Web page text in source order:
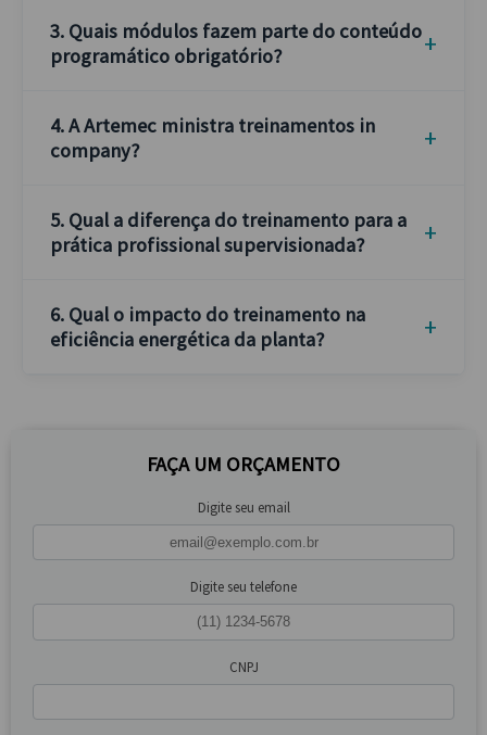
3. Quais módulos fazem parte do conteúdo
programático obrigatório?
4. A Artemec ministra treinamentos in
company?
5. Qual a diferença do treinamento para a
prática profissional supervisionada?
6. Qual o impacto do treinamento na
eficiência energética da planta?
FAÇA UM ORÇAMENTO
Digite seu email
Digite seu telefone
CNPJ